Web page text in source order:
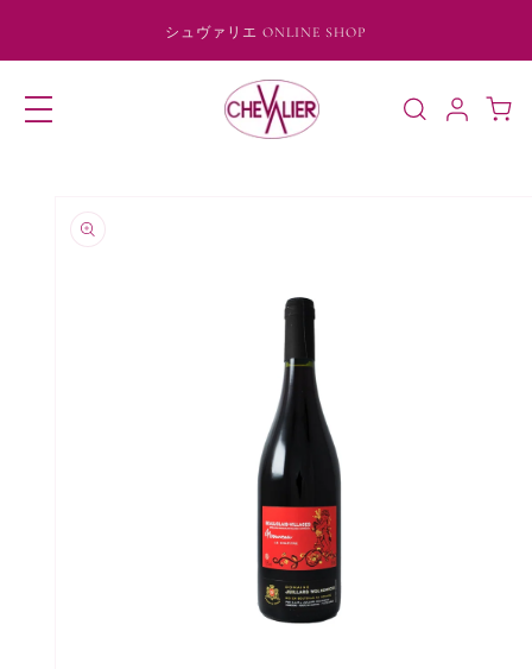
シュヴァリエ ONLINE SHOP
ロ
グ
イ
ー
報にス
キップ